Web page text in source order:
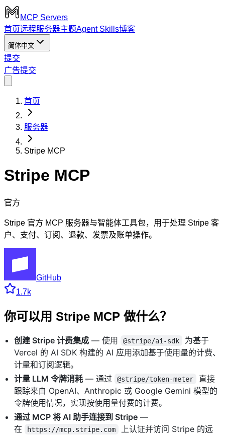
MCP Servers
首页远程服务器主题Agent Skills博客
简体中文
提交
广告提交
首页
服务器
Stripe MCP
Stripe MCP
官方
Stripe 官方 MCP 服务器与智能体工具包，用于处理 Stripe 客
户、支付、订阅、退款、发票及账单操作。
GitHub
1.7k
你可以用 Stripe MCP 做什么？
创建 Stripe 计费集成 — 使用 @stripe/ai-sdk
为基于
Vercel 的 AI SDK 构建的 AI 应用添加基于使用量的计费、
计量和订阅逻辑。
计量 LLM 令牌消耗 — 通过 @stripe/token-meter
直接
跟踪来自 OpenAI、Anthropic 或 Google Gemini 模型的
令牌使用情况，实现按使用量付费的计费。
通过 MCP 将 AI 助手连接到 Stripe —
在
https://mcp.stripe.com
上认证并访问 Stripe 的远